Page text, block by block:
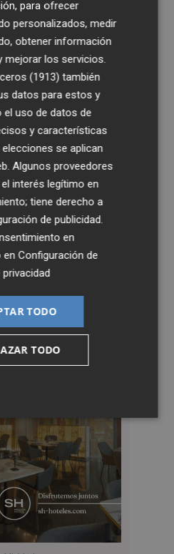
para ofrecer
personalizados, medir
obtener información
mejorar los servicios.
(1913) también
datos para estos y
el uso de datos de
y características
se aplican
Algunos proveedores
interés legítimo en
tiene derecho a
de publicidad
en
enConfiguración de
TODO
TODO